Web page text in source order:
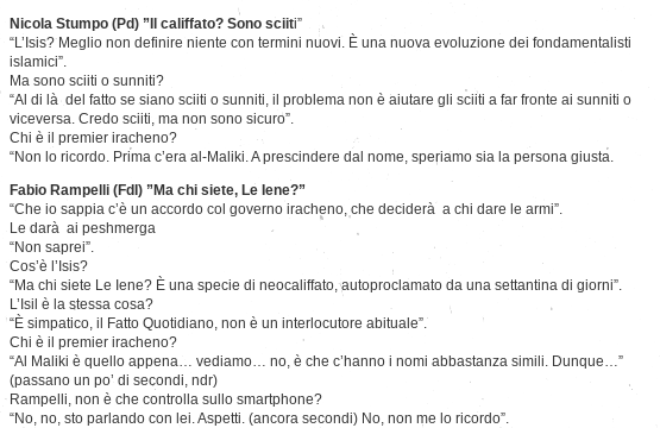
Nicola Stumpo (Pd) ”Il califfato? Sono sciiti”
“L’Isis? Meglio non definire niente con termini nuovi. È una nuova evoluzione dei fondamentalisti
islamici”.
Ma sono sciiti o sunniti?
“Al di là del fatto se siano sciiti o sunniti, il problema non è aiutare gli sciiti a far fronte ai sunniti o
viceversa. Credo sciiti, ma non sono sicuro”.
Chi è il premier iracheno?
“Non lo ricordo. Prima c’era al-Maliki. A prescindere dal nome, speriamo sia la persona giusta.
Fabio Rampelli (FdI) ”Ma chi siete, Le Iene?”
“Che io sappia c’è un accordo col governo iracheno, che deciderà a chi dare le armi”.
Le darà ai peshmerga
“Non saprei”.
Cos’è l’Isis?
“Ma chi siete Le Iene? È una specie di neocaliffato, autoproclamato da una settantina di giorni”.
L’Isil è la stessa cosa?
“È simpatico, il Fatto Quotidiano, non è un interlocutore abituale”.
Chi è il premier iracheno?
“Al Maliki è quello appena… vediamo… no, è che c’hanno i nomi abbastanza simili. Dunque…”
(passano un po’ di secondi, ndr)
Rampelli, non è che controlla sullo smartphone?
“No, no, sto parlando con lei. Aspetti. (ancora secondi) No, non me lo ricordo”.